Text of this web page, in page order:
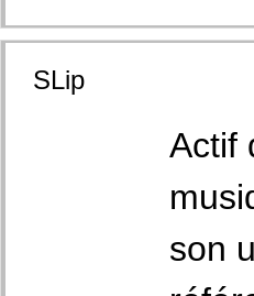
SLip
Actif
son